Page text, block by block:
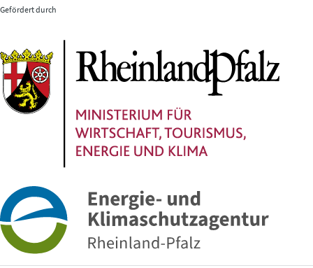
Gefördert durch